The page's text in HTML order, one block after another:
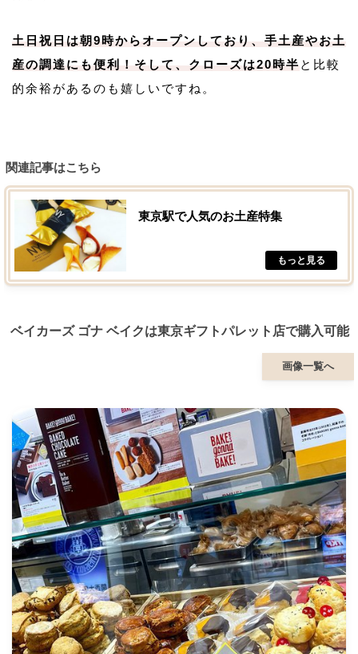
土日祝日は朝9時からオープンしており、手土産やお土
産の調達にも便利！そして、クローズは20時半と比較
的余裕があるのも嬉しいですね。
関連記事はこちら
東京駅で人気のお土産特集
ベイカーズ ゴナ ベイクは東京ギフトパレット店で購入可能
画像一覧へ